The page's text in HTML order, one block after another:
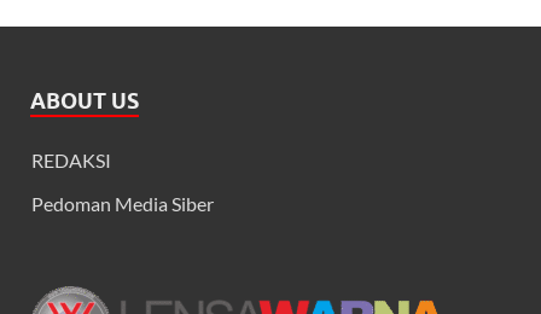
ABOUT US
REDAKSI
Pedoman Media Siber